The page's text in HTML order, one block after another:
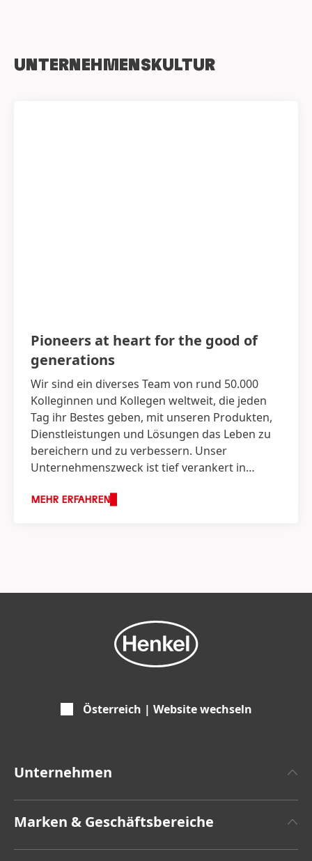
UNTERNEHMENSKULTUR
Pioneers at heart for the good of
generations
Wir sind ein diverses Team von rund 50.000
Kolleginnen und Kollegen weltweit, die jeden
Tag ihr Bestes geben, mit unseren Produkten,
Dienstleistungen und Lösungen das Leben zu
bereichern und zu verbessern. Unser
Unternehmenszweck ist tief verankert in
Erfolgsgeschichte von Innovation,
MEHR ERFAHREN
Österreich | Website wechseln
Unternehmen
Marken & Geschäftsbereiche